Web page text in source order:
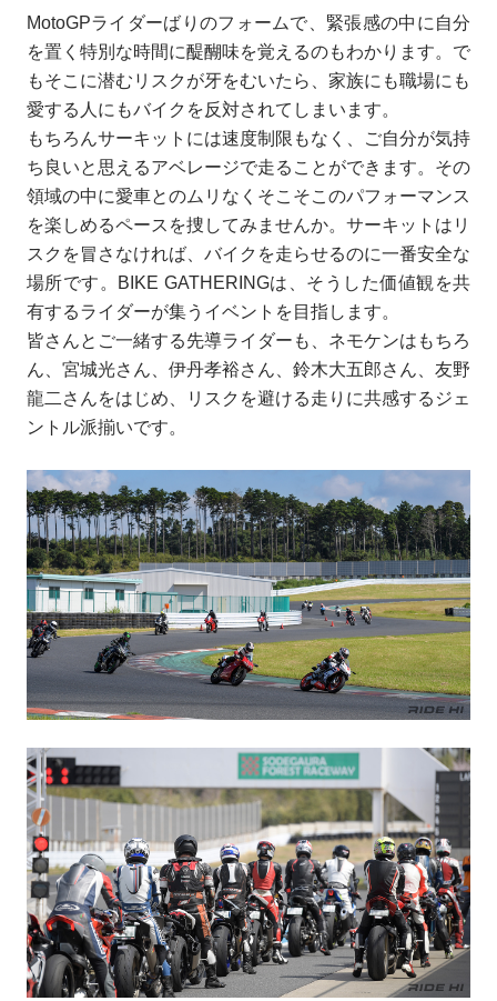
MotoGPライダーばりのフォームで、緊張感の中に自分
を置く特別な時間に醍醐味を覚えるのもわかります。で
もそこに潜むリスクが牙をむいたら、家族にも職場にも
愛する人にもバイクを反対されてしまいます。
もちろんサーキットには速度制限もなく、ご自分が気持
ち良いと思えるアベレージで走ることができます。その
領域の中に愛車とのムリなくそこそこのパフォーマンス
を楽しめるペースを捜してみませんか。サーキットはリ
スクを冒さなければ、バイクを走らせるのに一番安全な
場所です。BIKE GATHERINGは、そうした価値観を共
有するライダーが集うイベントを目指します。
皆さんとご一緒する先導ライダーも、ネモケンはもちろ
ん、宮城光さん、伊丹孝裕さん、鈴木大五郎さん、友野
龍二さんをはじめ、リスクを避ける走りに共感するジェ
ントル派揃いです。